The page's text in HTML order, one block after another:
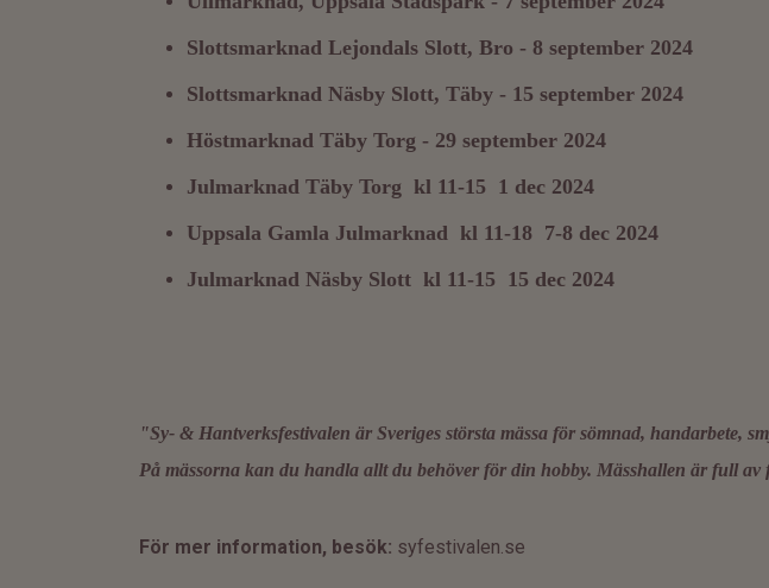
Slottsmarknad Lejondals Slott, Bro - 8 september 2024
Slottsmarknad Näsby Slott, Täby - 15 september 2024
Höstmarknad Täby Torg - 29 september 2024
Julmarknad Täby Torg kl 11-15 1 dec 2024
Uppsala Gamla Julmarknad kl 11-18 7-8 dec 2024
Julmarknad Näsby Slott kl 11-15 15 dec 2024
"Sy- & Hantverksfestivalen är Sveriges största mässa för sömnad, handarbete,
På mässorna kan du handla allt du behöver för din hobby. Mässhallen är full
För mer information, besök: syfestivalen.se